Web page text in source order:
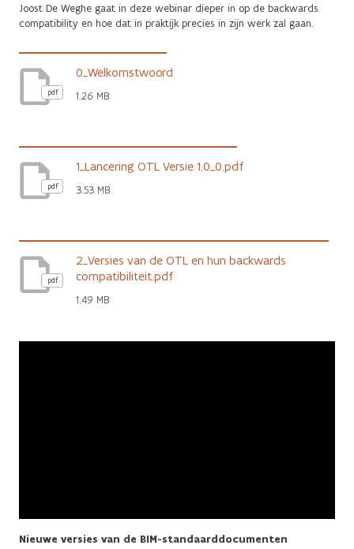
Joost De Weghe gaat in deze webinar dieper in op de backwards
compatibility en hoe dat in praktijk precies in zijn werk zal gaan.
pdf
0_Welkomstwoord
1.26 MB
pdf
1_Lancering OTL Versie 1.0_0.pdf
3.53 MB
pdf
2_Versies van de OTL en hun backwards
compatibiliteit.pdf
1.49 MB
Nieuwe versies van de BIM-standaarddocumenten